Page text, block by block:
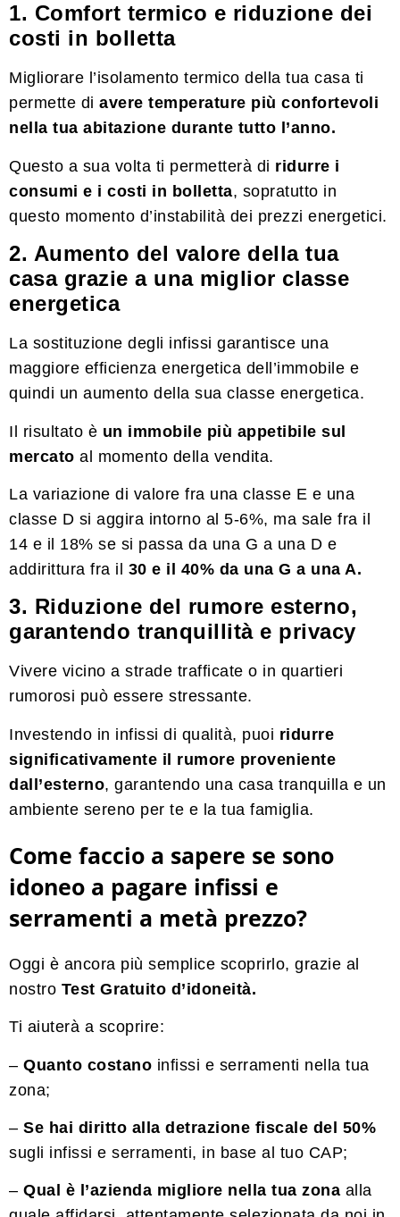
1. Comfort termico e riduzione dei
costi in bolletta
Migliorare l’isolamento termico della tua casa ti
permette di avere temperature più confortevoli
nella tua abitazione durante tutto l’anno.
Questo a sua volta ti permetterà di ridurre i
consumi e i costi in bolletta, sopratutto in
questo momento d’instabilità dei prezzi energetici.
2. Aumento del valore della tua
casa grazie a una miglior classe
energetica
La sostituzione degli infissi garantisce una
maggiore efficienza energetica dell’immobile e
quindi un aumento della sua classe energetica.
Il risultato è un immobile più appetibile sul
mercato al momento della vendita.
La variazione di valore fra una classe E e una
classe D si aggira intorno al 5-6%, ma sale fra il
14 e il 18% se si passa da una G a una D e
addirittura fra il 30 e il 40% da una G a una A.
3. Riduzione del rumore esterno,
garantendo tranquillità e privacy
Vivere vicino a strade trafficate o in quartieri
rumorosi può essere stressante.
Investendo in infissi di qualità, puoi ridurre
significativamente il rumore proveniente
dall’esterno, garantendo una casa tranquilla e un
ambiente sereno per te e la tua famiglia.
Come faccio a sapere se sono
idoneo a pagare infissi e
serramenti a metà prezzo?
Oggi è ancora più semplice scoprirlo, grazie al
nostro Test Gratuito d’idoneità.
Ti aiuterà a scoprire:
– Quanto costano infissi e serramenti nella tua
zona;
– Se hai diritto alla detrazione fiscale del 50%
sugli infissi e serramenti, in base al tuo CAP;
– Qual è l’azienda migliore nella tua zona alla